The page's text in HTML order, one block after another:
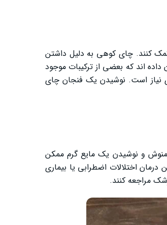
کنند. چای کوهی به دلیل داشتن
اند که بعضی از ترکیبات موجود
نیاز است. نوشیدن یک فنجان چای
و نوشیدن یک مایع گرم ممکن
اختلالات اضطرابی یا بیماری‌
مراجعه کنند.